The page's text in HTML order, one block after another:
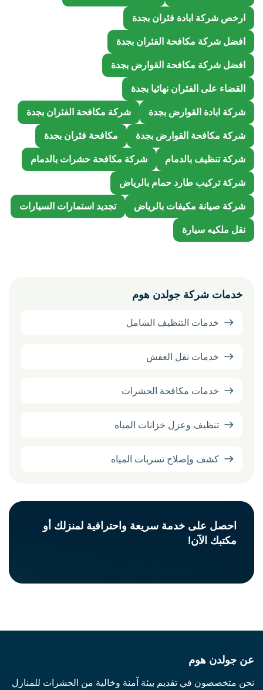
ارخص شركة ابادة فئران بجدة
افضل شركة مكافحة الفئران بجدة
افضل شركة مكافحة القوارض بجدة
القضاء على الفئران نهائيا بجدة
شركة ابادة القوارض بجدة
شركة مكافحة الفئران بجدة
شركة مكافحة القوارض بجدة
مكافحة فئران بجدة
شركة تنظيف بالدمام
شركة مكافحة حشرات بالدمام
شركة تركيب طارد حمام بالرياض
شركة صيانة مكيفات بالرياض
تجديد استمارات السيارات
نقل ملكيه سيارة
خدمات شركة جولدن هوم
خدمات التنظيف الشامل
خدمات نقل العفش
خدمات مكافحة الحشرات
تنظيف وعزل خزانات المياه
كشف وإصلاح تسربات المياه
احصل على خدمة سريعة واحترافية لمنزلك أو
مكتبك الآن!
عن جولدن هوم
نحن متخصصون في تقديم بيئة آمنة وخالية من الحشرات للمنازل